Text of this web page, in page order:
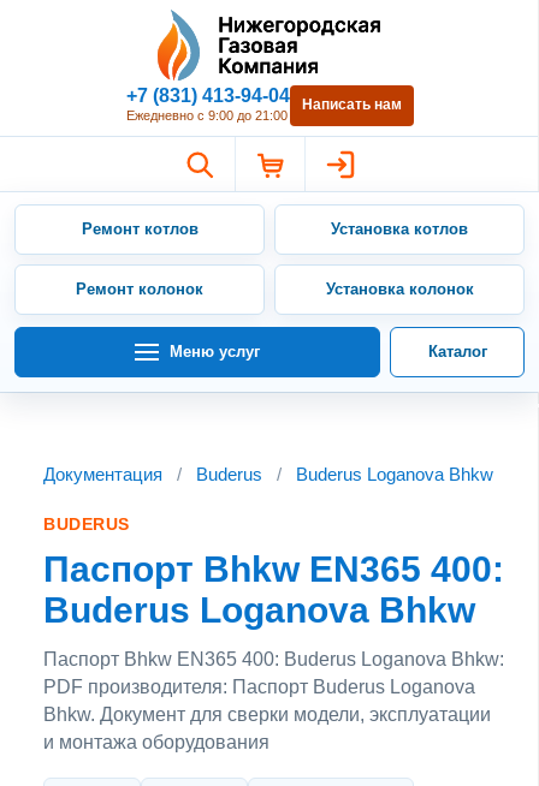
Нижегородская Газовая
+7 (831) 413-94-04
Ежедневно с 9:00 до 21:00
Написать нам
Ремонт котлов Установка котлов
Ремонт колонок Установка колонок
Меню услуг Каталог
Документация / Buderus / Buderus Loganova Bhkw
BUDERUS
Паспорт Bhkw EN365 400:
Buderus Loganova Bhkw
Паспорт Bhkw EN365 400: Buderus Loganova Bhkw:
PDF производителя: Паспорт Buderus Loganova
Bhkw. Документ для сверки модели, эксплуатации
и монтажа оборудования